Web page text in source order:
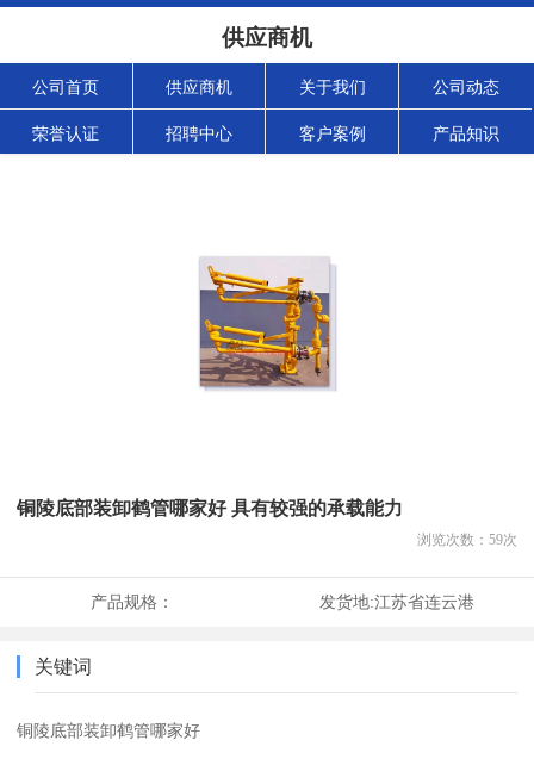
供应商机
公司首页 供应商机 关于我们 公司动态
荣誉认证 招聘中心 客户案例 产品知识
铜陵底部装卸鹤管哪家好 具有较强的承载能力
浏览次数： 59次
产品规格： 发货地:江苏省连云港
关键词
铜陵底部装卸鹤管哪家好